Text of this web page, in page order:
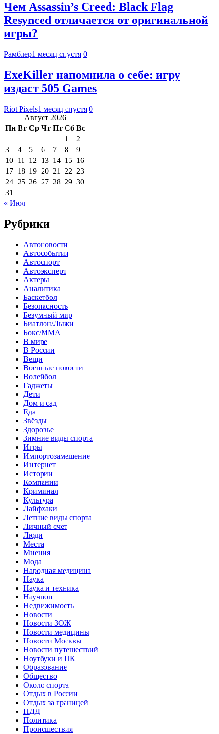
Чем Assassin’s Creed: Black Flag
Resynced отличается от оригинальной
игры?
Рамблер1 месяц спустя 0
ExeKiller напомнила о себе: игру
издаст 505 Games
Riot Pixels1 месяц спустя 0
Август 2026
Пн Вт Ср Чт Пт Сб Вс
1
2
3
4 5 6 7 8
9
10 11 12 13 14 15 16
17 18 19 20 21 22 23
24 25 26 27 28 29 30
31
« Июл
Рубрики
Автоновости
Автособытия
Автоспорт
Автоэксперт
Актеры
Аналитика
Баскетбол
Безопасность
Безумный мир
Биатлон/Лыжи
Бокс/MMA
В мире
В России
Вещи
Военные новости
Волейбол
Гаджеты
Дети
Дом и сад
Еда
Звёзды
Здоровье
Зимние виды спорта
Игры
Импортозамещение
Интернет
Истории
Компании
Криминал
Культура
Лайфхаки
Летние виды спорта
Личный счет
Люди
Места
Мнения
Мода
Народная медицина
Наука
Наука и техника
Научпоп
Недвижимость
Новости
Новости ЗОЖ
Новости медицины
Новости Москвы
Новости путешествий
Ноутбуки и ПК
Образование
Общество
Около спорта
Отдых в России
Отдых за границей
ПДД
Политика
Происшествия